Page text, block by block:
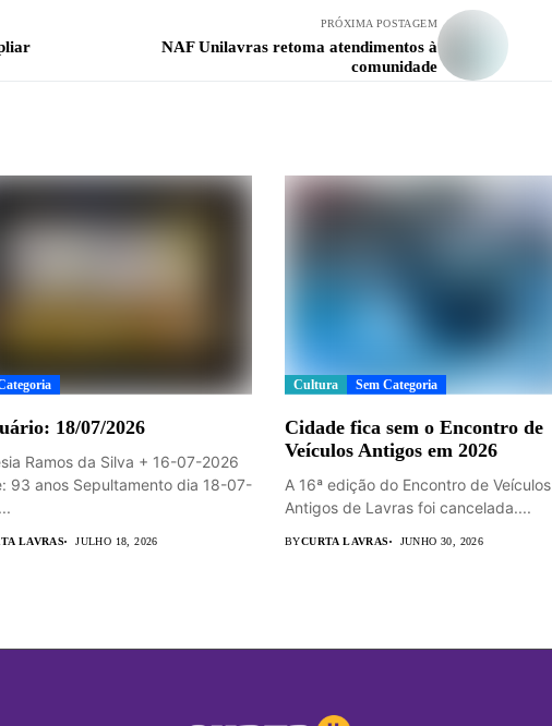
PRÓXIMA POSTAGEM
NAF Unilavras retoma atendimentos à
comunidade
18/07/2026
Ramos da Silva + 16-07-2026
93 anos Sepultamento dia 18-07-
LAVRAS JULHO 18, 2026
Cultura Sem Categoria
Cidade fica sem o Encontro de
Veículos Antigos em 2026
A 16ª edição do Encontro de Veículos
Antigos de Lavras foi cancelada....
BYCURTA LAVRAS JUNHO 30, 2026